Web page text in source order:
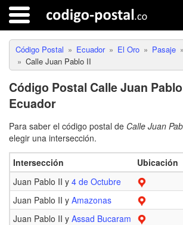
Código Postal Ecuador El Oro Pasaje
Calle Juan Pablo II
Código Postal Calle Juan
Ecuador
Para saber el código postal de Calle Juan
elegir una intersección.
Intersección Ubicación
Juan Pablo II y 4 de Octubre
Juan Pablo II y Amazonas
Juan Pablo II y Assad Bucaram